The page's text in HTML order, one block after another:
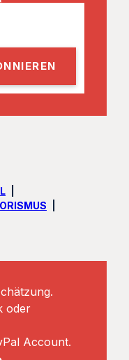
oder
Account.